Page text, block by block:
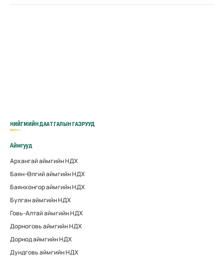
НИЙГМИЙН ДААТГАЛЫН ГАЗРУУД
Аймгууд
Архангай аймгийн НДХ
Баян-Өлгий аймгийн НДХ
Баянхонгор аймгийн НДХ
Булган аймгийн НДХ
Говь-Алтай аймгийн НДХ
Дорноговь аймгийн НДХ
Дорнод аймгийн НДХ
Дундговь аймгийн НДХ